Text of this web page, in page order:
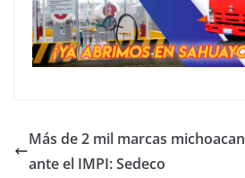
Más de 2 mil marcas
ante el IMPI: Sedeco